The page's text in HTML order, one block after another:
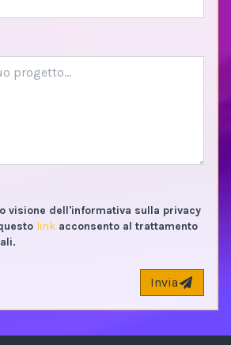
visione dell'informativa sulla privacy
link acconsento al trattamento
Invia